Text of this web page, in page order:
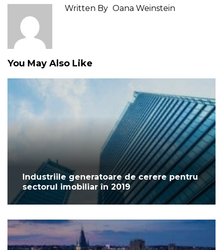
Written By Oana Weinstein
You May Also Like
Industriile generatoare de cerere pentru
sectorul imobiliar în 2019